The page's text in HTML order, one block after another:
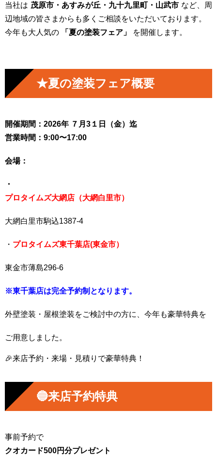
当社は 茂原市・あすみが丘・九十九里町・山武市 など、周
辺地域の皆さまからも多くご相談をいただいております。
今年も大人気の
「夏の塗装フェア」 を開催します。
★夏の塗装フェア概要
開催期間：2026年 ７ 月3１日（金）迄
営業時間：9:00〜17:00
会場：
・
プロタイムズ大網店（大網白里市）
大網白里市駒込1387-4
・ プロタイムズ東千葉店(東金市）
東金市薄島296-6
※東千葉店は完全予約制となります。
外壁塗装・屋根塗装をご検討中の方に、今年も豪華特典を
ご用意しました。
🎉来店予約・来場・見積りで豪華特典！
🔵来店予約特典
事前予約で
クオカード500円分プレゼント